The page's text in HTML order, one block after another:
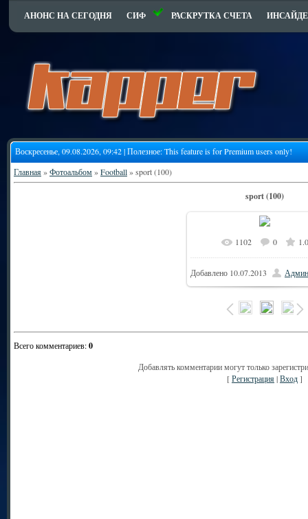
АНОНС НА СЕГОДНЯ СИФ РАСКРУТКА СЧЕТА
Воскресенье, 09.08.2026, 09:42 | Полезное:This feature is for Premium users only!
Главная»Фотоальбом»Football» sport (100)
sport (100)
1102 0 1.0
Добавлено 10.07.2013
Всего комментариев:0
Добавлять комментарии могут только
[Регистрация|Вход]